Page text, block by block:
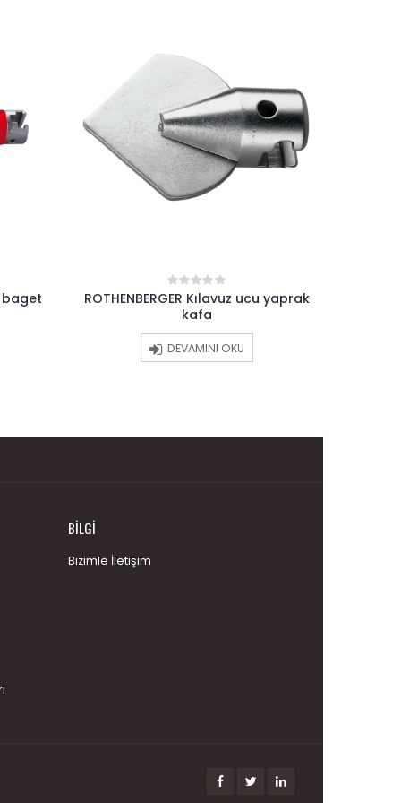
baget
0
out
5
ROTHENBERGER Kılavuz ucu yaprak
kafa
DEVAMINI OKU
BILGI
Bizimle İletişim